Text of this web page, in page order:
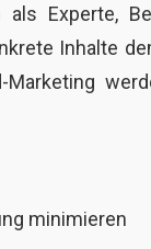
Experte,
Inhalte
minimieren